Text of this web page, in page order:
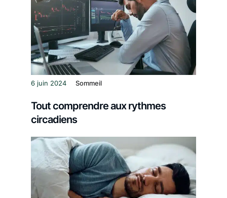
6 juin 2024 Sommeil
Tout comprendre aux rythmes
circadiens